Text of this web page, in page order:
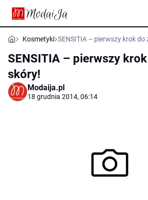
Kosmetyki SENSITIA – pierwszy krok do
SENSITIA – pierwszy
skóry!
Modaija.pl
18 grudnia 2014, 06:14